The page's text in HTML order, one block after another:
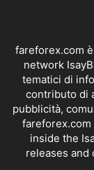
fareforex.com è
network
tematici di
contributo di
pubblicità,
fareforex.com
inside the
releases